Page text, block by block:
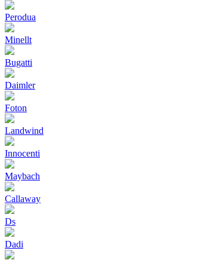
Perodua
Minellt
Bugatti
Daimler
Foton
Landwind
Innocenti
Maybach
Callaway
Ds
Dadi